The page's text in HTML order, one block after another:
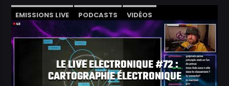
EMISSIONS LIVE PODCASTS VIDÉOS
LE LIVE ELECTRONIQUE #72 :
CARTOGRAPHIE ÉLECTRONIQUE